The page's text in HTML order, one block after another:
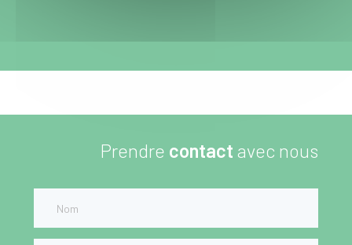
Prendre contact avec nous